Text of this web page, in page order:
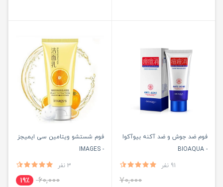
فوم ضد جوش و ضد آکنه بیوآکوا
- BIOAQUA
91 نفر
70,000
فوم شستشو ویتامین سی ایمیجز
- IMAGES
3 نفر
60,000 19٪